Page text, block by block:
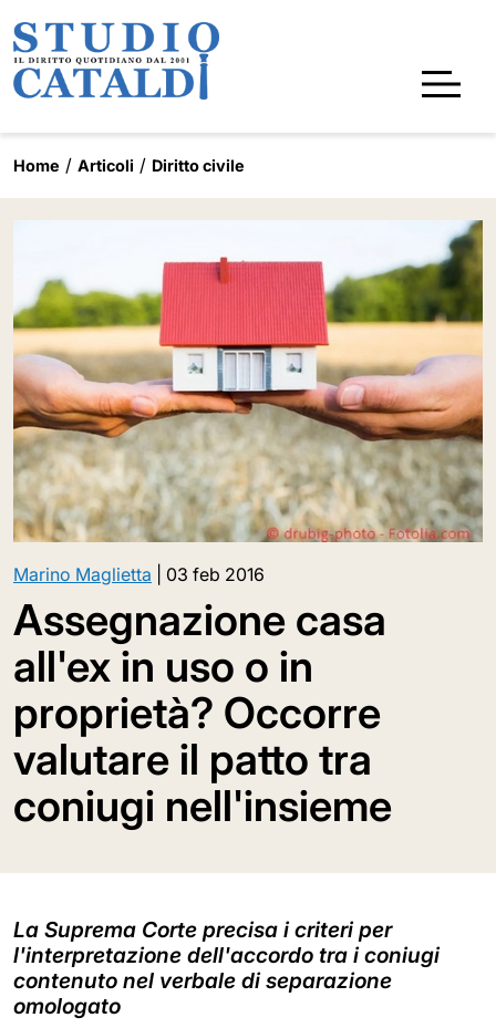
Home Articoli Diritto civile
Marino Maglietta 03 feb 2016
Assegnazione casa
all'ex in uso o in
proprietà? Occorre
valutare il patto tra
coniugi nell'insieme
La Suprema Corte precisa i criteri per
l'interpretazione dell'accordo tra i coniugi
contenuto nel verbale di separazione
omologato